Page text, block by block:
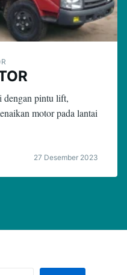
dengan pintu lift,
motor pada lantai
27 Desember 2023